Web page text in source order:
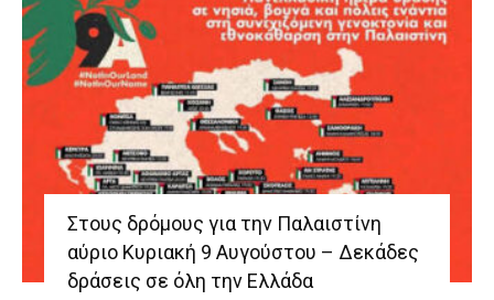
Στους δρόμους για την Παλαιστίνη
αύριο Κυριακή 9 Αυγούστου – Δεκάδες
δράσεις σε όλη την Ελλάδα